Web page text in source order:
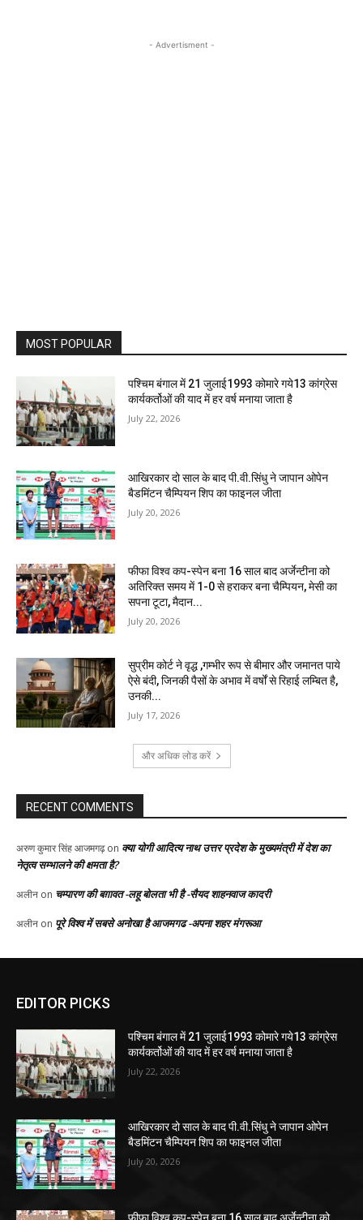
EDITOR PICKS
पश्चिम बंगाल में 21 जुलाई1993 कोमारे गये13 कांग्रेस
कार्यकर्तोओं की याद में हर वर्ष मनाया जाता है
July 22, 2026
आखिरकार दो साल के बाद पी.वी.सिंधु ने जापान ओपेन
बैडमिंटन चैम्पियन शिप का फाइनल जीता
July 20, 2026